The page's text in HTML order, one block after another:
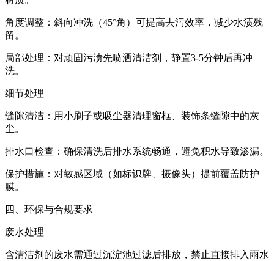
角度调整：斜向冲洗（45°角）可提高去污效率，减少水渍残
留。
局部处理：对顽固污渍先喷洒清洁剂，静置3-5分钟后再冲
洗。
细节处理
缝隙清洁：用小刷子或吸尘器清理窗框、装饰条缝隙中的灰
尘。
排水口检查：确保清洗后排水系统畅通，避免积水导致渗漏。
保护措施：对敏感区域（如标识牌、摄像头）提前覆盖防护
膜。
四、环保与合规要求
废水处理
含清洁剂的废水需通过沉淀池过滤后排放，禁止直接排入雨水